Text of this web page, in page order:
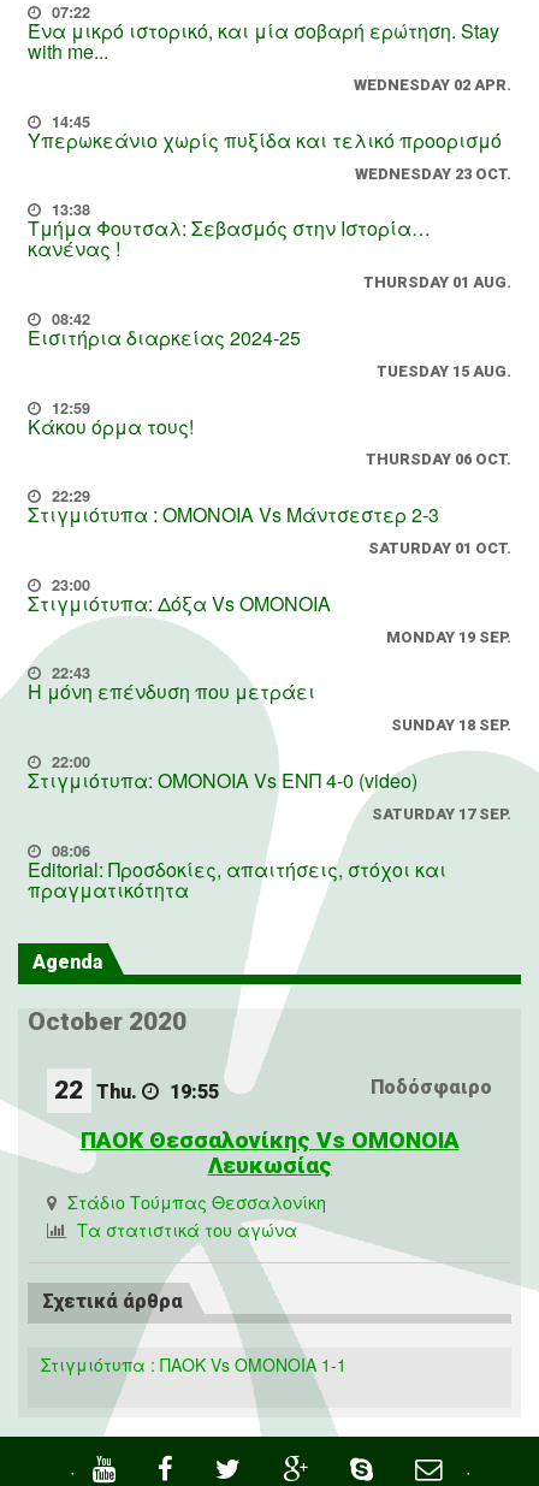
07:22
Ένα μικρό ιστορικό, και μία σοβαρή ερώτηση. Stay
with me...
WEDNESDAY 02 APR.
14:45
Υπερωκεάνιο χωρίς πυξίδα και τελικό προορισμό
WEDNESDAY 23 OCT.
13:38
Τμήμα Φουτσαλ: Σεβασμός στην Ιστορία…
κανένας !
THURSDAY 01 AUG.
08:42
Εισιτήρια διαρκείας 2024-25
TUESDAY 15 AUG.
12:59
Κάκου όρμα τους!
THURSDAY 06 OCT.
22:29
Στιγμιότυπα : ΟΜΟΝΟΙΑ Vs Μάντσεστερ 2-3
SATURDAY 01 OCT.
23:00
Στιγμιότυπα: Δόξα Vs OMONOIA
MONDAY 19 SEP.
22:43
Η μόνη επένδυση που μετράει
SUNDAY 18 SEP.
22:00
Στιγμιότυπα: ΟΜΟΝΟΙΑ Vs ΕΝΠ 4-0 (video)
SATURDAY 17 SEP.
08:06
Editorial: Προσδοκίες, απαιτήσεις, στόχοι και
πραγματικότητα
Agenda
October 2020
22 Thu. 19:55 Ποδόσφαιρο
ΠΑΟΚ Θεσσαλονίκης Vs OMONOIA
Λευκωσίας
Στάδιο Τούμπας Θεσσαλονίκη
Τα στατιστικά του αγώνα
Σχετικά άρθρα
Στιγμιότυπα : ΠΑΟΚ Vs OMONOIA 1-1
· ·